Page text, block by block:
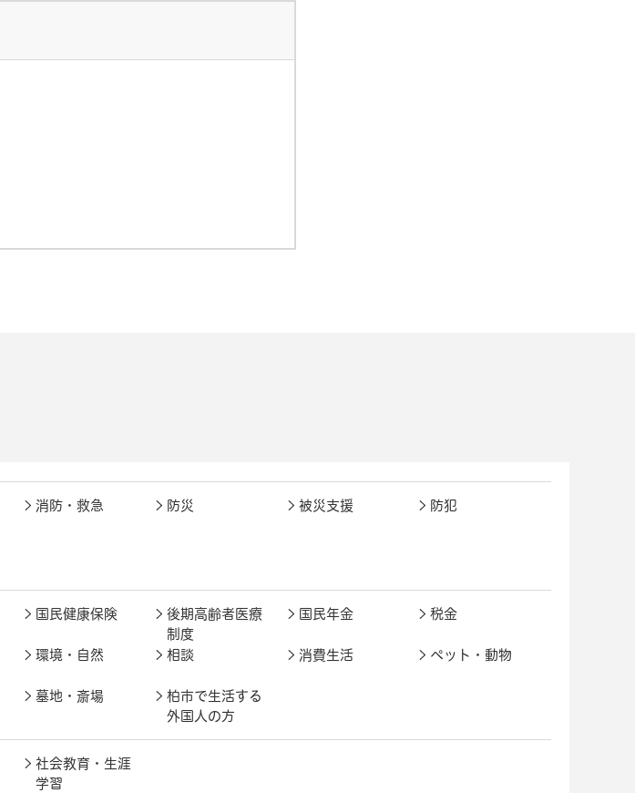
消防・救急 防災 被災支援 防犯
国民健康保険
後期高齢者医療
制度
国民年金 税金
環境・自然 相談 消費生活 ペット・動物
墓地・斎場
柏市で生活する
外国人の方
社会教育・生涯
学習